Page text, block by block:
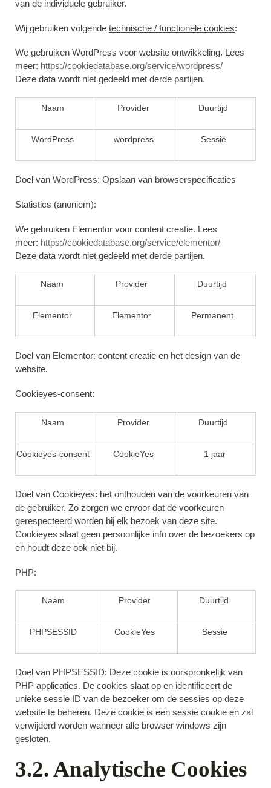
van de individuele gebruiker.
Wij gebruiken volgende technische / functionele cookies:
We gebruiken WordPress voor website ontwikkeling. Lees
meer: https://cookiedatabase.org/service/wordpress/
Deze data wordt niet gedeeld met derde partijen.
Naam Provider Duurtijd
WordPress wordpress Sessie
Doel van WordPress: Opslaan van browserspecificaties
Statistics (anoniem):
We gebruiken Elementor voor content creatie. Lees
meer: https://cookiedatabase.org/service/elementor/
Deze data wordt niet gedeeld met derde partijen.
Naam Provider Duurtijd
Elementor Elementor Permanent
Doel van Elementor: content creatie en het design van de
website.
Cookieyes-consent:
Naam Provider Duurtijd
Cookieyes-consent CookieYes 1 jaar
Doel van Cookieyes: het onthouden van de voorkeuren van
de gebruiker. Zo zorgen we ervoor dat de voorkeuren
gerespecteerd worden bij elk bezoek van deze site.
Cookieyes slaat geen persoonlijke info over de bezoekers op
en houdt deze ook niet bij.
PHP:
Naam Provider Duurtijd
PHPSESSID CookieYes Sessie
Doel van PHPSESSID: Deze cookie is oorspronkelijk van
PHP applicaties. De cookies slaat op en identificeert de
unieke sessie ID van de bezoeker om de sessies op deze
website te beheren. Deze cookie is een sessie cookie en zal
verwijderd worden wanneer alle browser windows zijn
gesloten.
3.2. Analytische Cookies